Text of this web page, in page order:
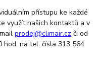
přístupu ke každé
využít našich kontaktů a v
prodej@climair.cz či od
hod. na tel. čísla 313 564